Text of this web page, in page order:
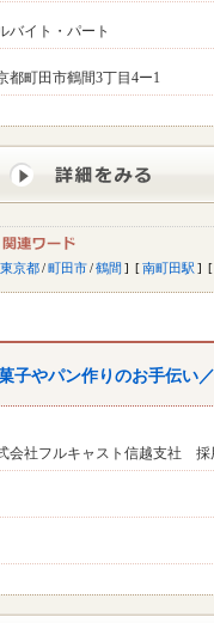
バイト・パート
都町田市鶴間3丁目4ー1
東京都/町田市/鶴間 南町田駅
子やパン作りのお手伝い
会社フルキャスト信越支社 採